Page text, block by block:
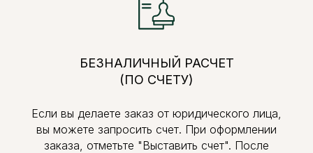
БЕЗНАЛИЧНЫЙ РАСЧЕТ
(ПО СЧЕТУ)
Если вы делаете заказ от юридического лица,
вы можете запросить счет. При оформлении
заказа, отметьте "Выставить счет". После